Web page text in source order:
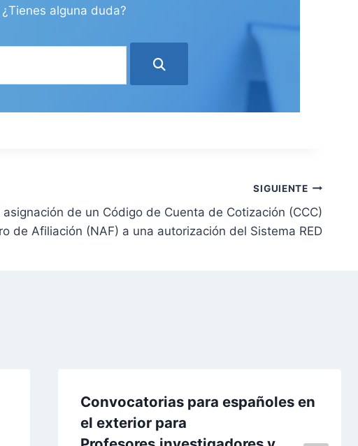
alguna duda?
SIGUIENTE
de un Código de Cuenta de Cotización (CCC)
de Afiliación (NAF) a una autorización del Sistema RED
Convocatorias para españoles en
el exterior para